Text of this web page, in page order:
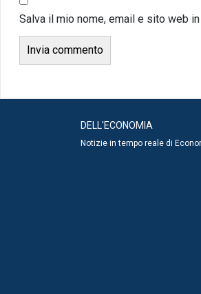
Salva il mio nome, email e sito web
DELL'ECONOMIA
Notizie in tempo reale di